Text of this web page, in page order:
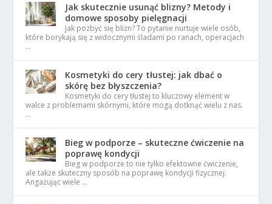
Jak skutecznie usunąć blizny? Metody i
domowe sposoby pielęgnacji
Jak pozbyć się blizn? To pytanie nurtuje wiele osób,
które borykają się z widocznymi śladami po ranach, operacjach
…
Kosmetyki do cery tłustej: jak dbać o
skórę bez błyszczenia?
Kosmetyki do cery tłustej to kluczowy element w
walce z problemami skórnymi, które mogą dotknąć wielu z nas.
…
Bieg w podporze – skuteczne ćwiczenie na
poprawę kondycji
Bieg w podporze to nie tylko efektowne ćwiczenie,
ale także skuteczny sposób na poprawę kondycji fizycznej.
Angażując wiele …